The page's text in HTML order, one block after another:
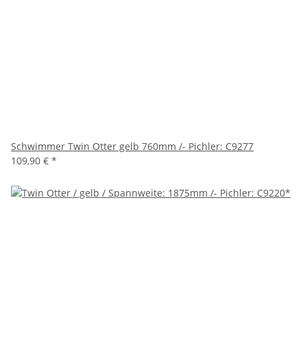
Schwimmer Twin Otter gelb 760mm /- Pichler: C9277
109,90 € *